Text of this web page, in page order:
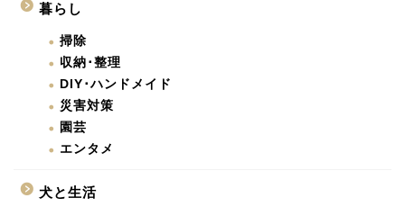
暮らし
掃除
収納･整理
DIY･ハンドメイド
災害対策
園芸
エンタメ
犬と生活